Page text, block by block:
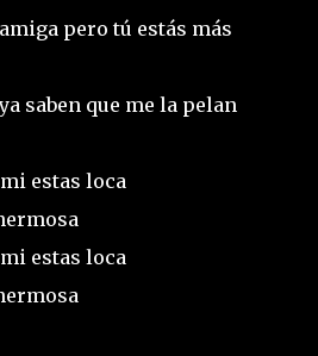
pero tú estás más
saben que me la pelan
estas loca
estas loca